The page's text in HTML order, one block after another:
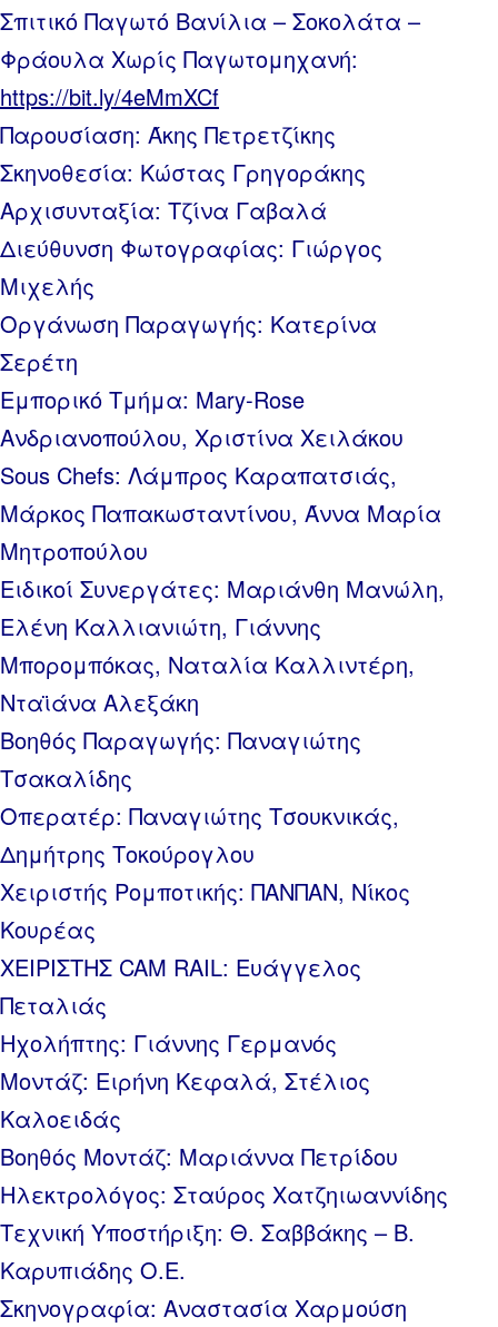
Σπιτικό Παγωτό Βανίλια – Σοκολάτα –
Φράουλα Χωρίς Παγωτομηχανή:
https://bit.ly/4eMmXCf
Παρουσίαση: Άκης Πετρετζίκης
Σκηνοθεσία: Κώστας Γρηγοράκης
Αρχισυνταξία: Τζίνα Γαβαλά
Διεύθυνση Φωτογραφίας: Γιώργος
Μιχελής
Οργάνωση Παραγωγής: Κατερίνα
Σερέτη
Εμπορικό Τμήμα: Mary-Rose
Ανδριανοπούλου, Χριστίνα Χειλάκου
Sous Chefs: Λάμπρος Καραπατσιάς,
Μάρκος Παπακωσταντίνου, Άννα Μαρία
Μητροπούλου
Ειδικοί Συνεργάτες: Μαριάνθη Μανώλη,
Ελένη Καλλιανιώτη, Γιάννης
Μπορομπόκας, Ναταλία Καλλιντέρη,
Νταϊάνα Αλεξάκη
Βοηθός Παραγωγής: Παναγιώτης
Τσακαλίδης
Οπερατέρ: Παναγιώτης Τσουκνικάς,
Δημήτρης Τοκούρογλου
Χειριστής Ρομποτικής: ΠΑΝΠΑΝ, Νίκος
Κουρέας
ΧΕΙΡΙΣΤΗΣ CAM RAIL: Ευάγγελος
Πεταλιάς
Ηχολήπτης: Γιάννης Γερμανός
Μοντάζ: Ειρήνη Κεφαλά, Στέλιος
Καλοειδάς
Βοηθός Μοντάζ: Μαριάννα Πετρίδου
Ηλεκτρολόγος: Σταύρος Χατζηιωαννίδης
Τεχνική Υποστήριξη: Θ. Σαββάκης – Β.
Καρυπιάδης Ο.Ε.
Σκηνογραφία: Αναστασία Χαρμούση